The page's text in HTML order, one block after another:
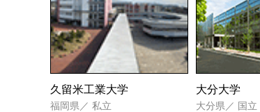
久留米工業大学
福岡県 ／ 私立
大分大学
大分県 ／ 国立